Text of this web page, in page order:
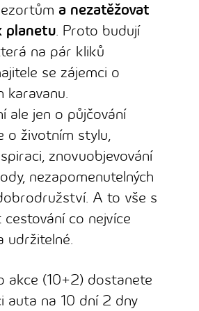
a nezatěžovat
planetu. Proto budují
na pár kliků
se zájemci o
karavanu.
ale jen o půjčování
o životním stylu,
znovuobjevování
nezapomenutelných
A to vše s
co nejvíce
udržitelné.
akce (10+2) dostanete
auta na 10 dní 2 dny